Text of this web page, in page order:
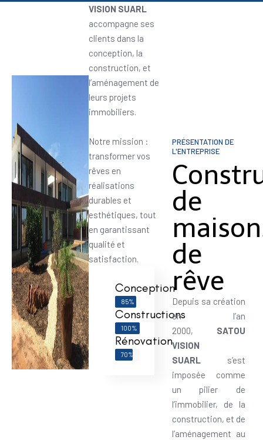
VISION SUARL
accompagne ses
clients dans la
conception, la
construction, et
l’aménagement de
leurs projets
immobiliers.
Notre mission :
transformer vos
rêves en
réalisations
durables et
esthétiques, tout
en garantissant
qualité et
satisfaction.
Conception
85%
Constructions
100%
Rénovation
70%
PRÉSENTATION DE
L'ENTREPRISE
de
de
rêve
Depuis sa création
en l’an
2000, SATOU
VISION
SUARLs’est
imposée comme
un pilier de
l’immobilier, de la
construction, et de
l’aménagement au